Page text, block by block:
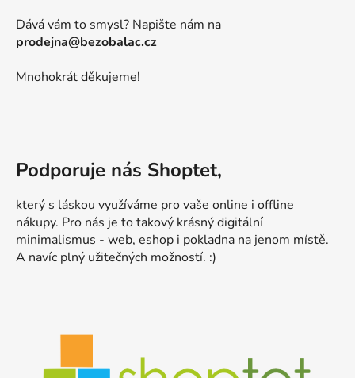
Dává vám to smysl? Napište nám na
prodejna@bezobalac.cz
Mnohokrát děkujeme!
Podporuje nás Shoptet,
který s láskou využíváme pro vaše online i offline
nákupy. Pro nás je to takový krásný digitální
minimalismus - web, eshop i pokladna na jenom místě.
A navíc plný užitečných možností. :)